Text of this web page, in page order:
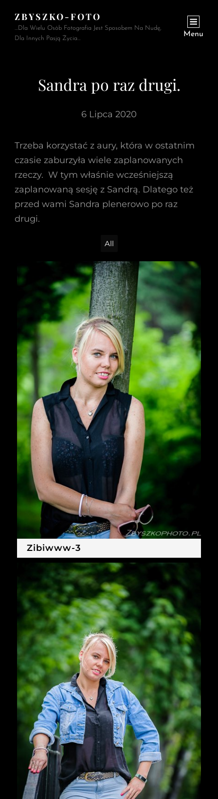
ZBYSZKO-FOTO
…Dla Wielu Osób Fotografia Jest Sposobem Na Nudę,
Dla Innych Pasją Życia…
Menu
Sandra po raz drugi.
6 Lipca 2020
Trzeba korzystać z aury, która w ostatnim
czasie zaburzyła wiele zaplanowanych
rzeczy. W tym właśnie wcześniejszą
zaplanowaną sesję z Sandrą. Dlatego też
przed wami Sandra plenerowo po raz
drugi.
All
Zibiwww-3